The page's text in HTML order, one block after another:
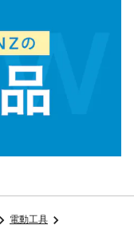
電動工具